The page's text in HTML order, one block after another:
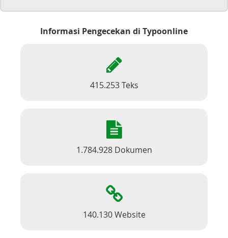
Informasi Pengecekan di Typoonline
415.253 Teks
1.784.928 Dokumen
140.130 Website